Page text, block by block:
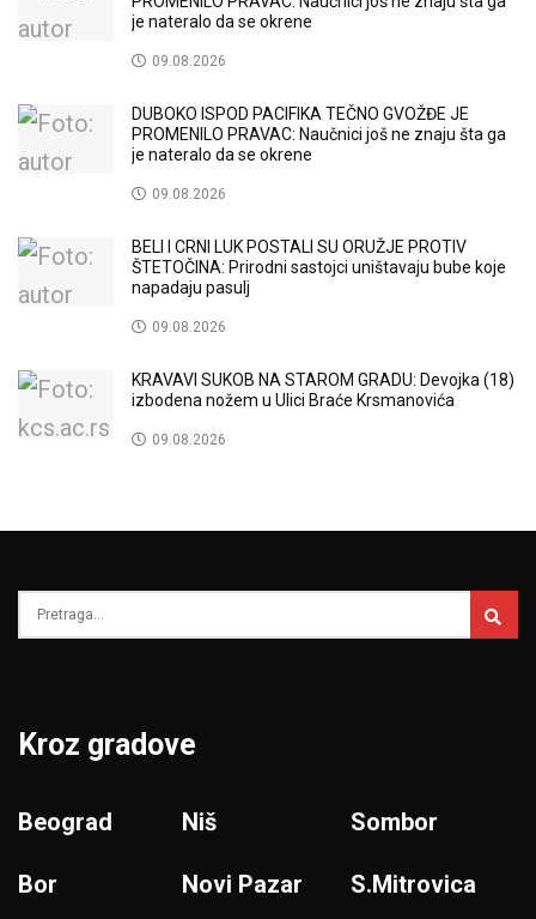
je nateralo da se okrene
09.08.2026
DUBOKO ISPOD PACIFIKA TEČNO GVOŽĐE JE
PROMENILO PRAVAC: Naučnici još ne znaju šta ga
je nateralo da se okrene
09.08.2026
BELI I CRNI LUK POSTALI SU ORUŽJE PROTIV
ŠTETOČINA: Prirodni sastojci uništavaju bube koje
napadaju pasulj
09.08.2026
KRAVAVI SUKOB NA STAROM GRADU: Devojka (18)
izbodena nožem u Ulici Braće Krsmanovića
09.08.2026
Kroz gradove
Beograd
Bor
Niš
Novi Pazar
Sombor
S.Mitrovica